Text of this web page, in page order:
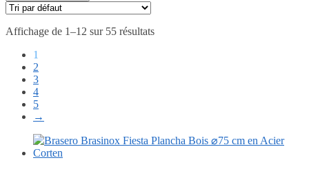
Affichage de 1–12 sur 55 résultats
1
2
3
4
5
→